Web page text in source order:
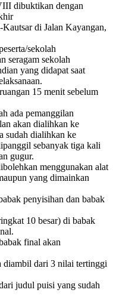
dibuktikan dengan
di Jalan Kayangan,
sekolah
seragam sekolah
yang didapat saat
15 menit sebelum
ada pemanggilan
akan dialihkan ke
sudah dialihkan ke
sebanyak tiga kali
gugur.
menggunakan alat
yang dimainkan
penyisihan dan babak
10 besar) di babak
final akan
diambil dari 3 nilai tertinggi
judul puisi yang sudah